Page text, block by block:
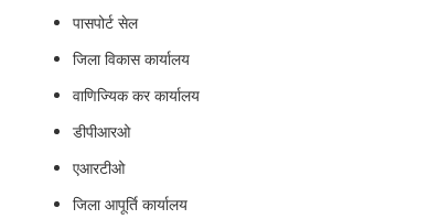
पासपोर्ट सेल
जिला विकास कार्यालय
वाणिज्यिक कर कार्यालय
डीपीआरओ
एआरटीओ
जिला आपूर्ति कार्यालय